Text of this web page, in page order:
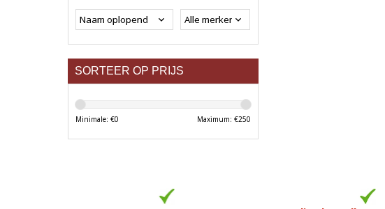
SORTEER OP PRIJS
Minimale: €0 Maximum: €250